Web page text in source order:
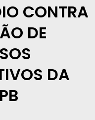
CONTRA
DE
DA